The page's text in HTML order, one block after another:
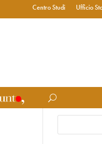
Centro Studi Ufficio